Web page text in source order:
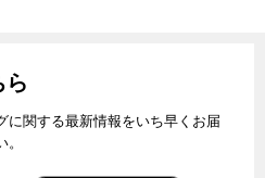
ら
に関する最新情報をいち早くお届